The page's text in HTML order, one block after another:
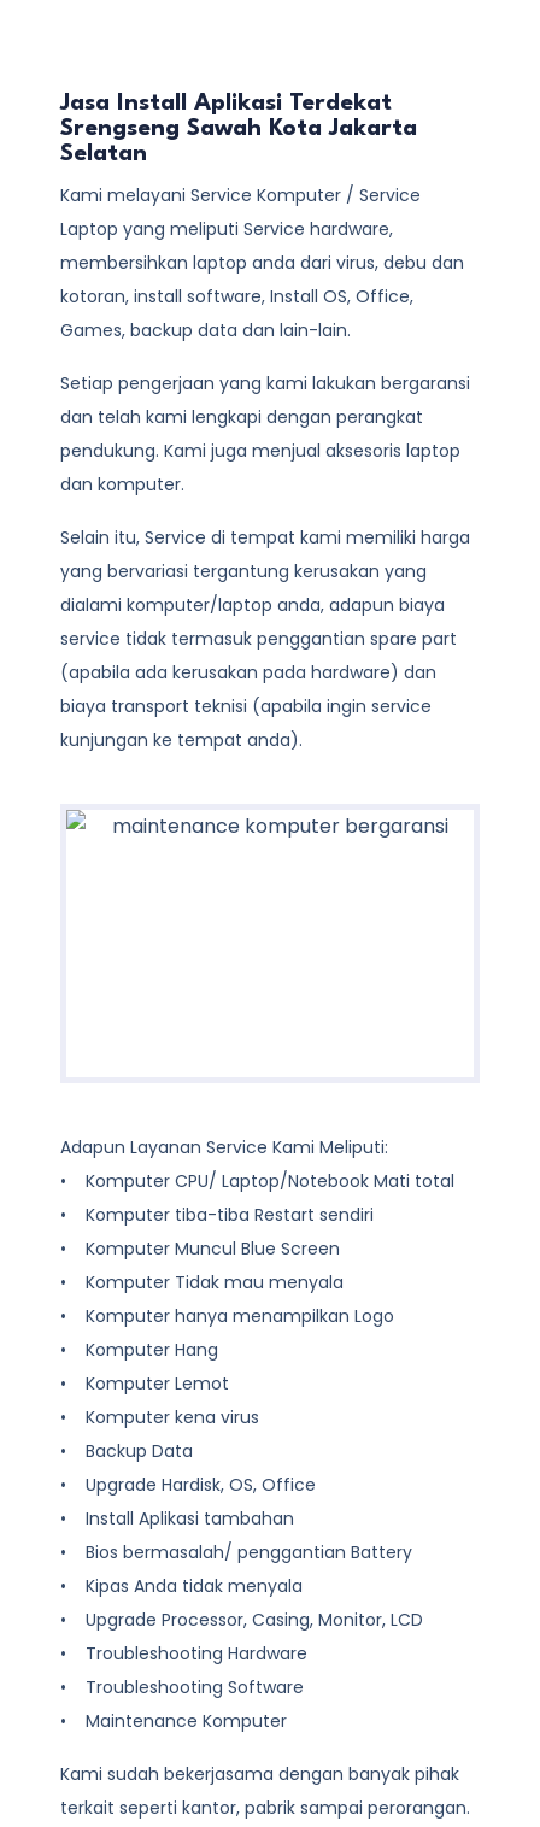
Jasa Install Aplikasi Terdekat
Srengseng Sawah Kota Jakarta
Selatan
Kami melayani Service Komputer / Service
Laptop yang meliputi Service hardware,
membersihkan laptop anda dari virus, debu dan
kotoran, install software, Install OS, Office,
Games, backup data dan lain-lain.
Setiap pengerjaan yang kami lakukan bergaransi
dan telah kami lengkapi dengan perangkat
pendukung. Kami juga menjual aksesoris laptop
dan komputer.
Selain itu, Service di tempat kami memiliki harga
yang bervariasi tergantung kerusakan yang
dialami komputer/laptop anda, adapun biaya
service tidak termasuk penggantian spare part
(apabila ada kerusakan pada hardware) dan
biaya transport teknisi (apabila ingin service
kunjungan ke tempat anda).
Adapun Layanan Service Kami Meliputi:
• Komputer CPU/ Laptop/Notebook Mati total
• Komputer tiba-tiba Restart sendiri
• Komputer Muncul Blue Screen
• Komputer Tidak mau menyala
• Komputer hanya menampilkan Logo
• Komputer Hang
• Komputer Lemot
• Komputer kena virus
• Backup Data
• Upgrade Hardisk, OS, Office
• Install Aplikasi tambahan
• Bios bermasalah/ penggantian Battery
• Kipas Anda tidak menyala
• Upgrade Processor, Casing, Monitor, LCD
• Troubleshooting Hardware
• Troubleshooting Software
• Maintenance Komputer
Kami sudah bekerjasama dengan banyak pihak
terkait seperti kantor, pabrik sampai perorangan.